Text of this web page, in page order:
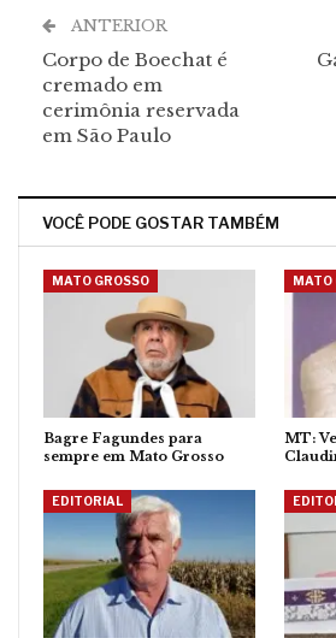
ANTERIOR
Corpo de Boechat é
cremado em
cerimônia reservada
em São Paulo
VOCÊ PODE GOSTAR TAMBÉM
MATO GROSSO
Bagre Fagundes para
sempre em Mato Grosso
MATO
MT:
EDITORIAL